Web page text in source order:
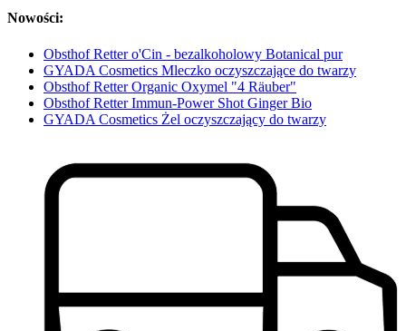
Nowości:
Obsthof Retter o'Cin - bezalkoholowy Botanical pur
GYADA Cosmetics Mleczko oczyszczające do twarzy
Obsthof Retter Organic Oxymel "4 Räuber"
Obsthof Retter Immun-Power Shot Ginger Bio
GYADA Cosmetics Żel oczyszczający do twarzy